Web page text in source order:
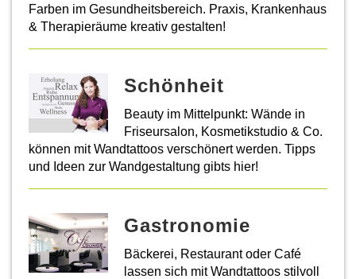
Farben im Gesundheitsbereich. Praxis, Krankenhaus
& Therapieräume kreativ gestalten!
Schönheit
Beauty im Mittelpunkt: Wände in
Friseursalon, Kosmetikstudio & Co.
können mit Wandtattoos verschönert werden. Tipps
und Ideen zur Wandgestaltung gibts hier!
Gastronomie
Bäckerei, Restaurant oder Café
lassen sich mit Wandtattoos stilvoll